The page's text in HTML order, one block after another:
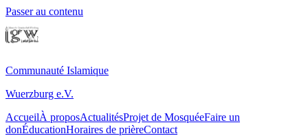
Passer au contenu
Communauté Islamique
Wuerzburg e.V.
AccueilÀ proposActualitésProjet de MosquéeFaire un
donÉducationHoraires de prièreContact